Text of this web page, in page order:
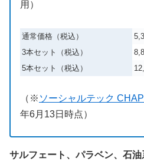
用）
通常価格（税込）
3本セット（税込）
5本セット（税込）
（※ ソーシャルテック
年6月 13日時点）
サルフェート、パラベン、石油